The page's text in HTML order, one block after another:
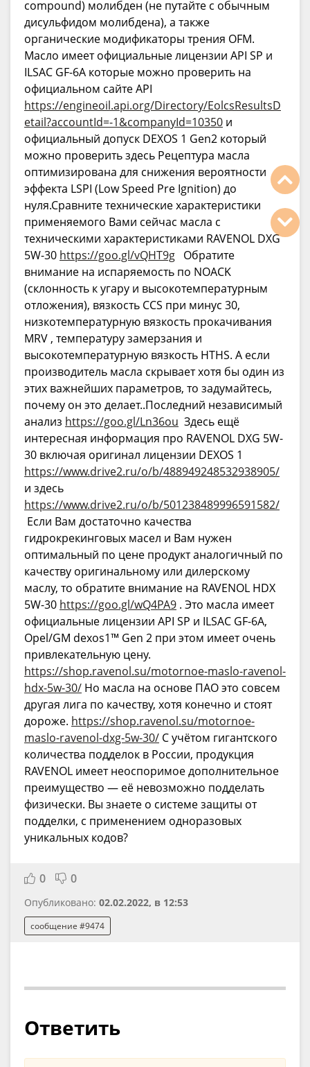
compound) молибден (не путайте с обычным
дисульфидом молибдена), а также
органические модификаторы трения OFM.
Масло имеет официальные лицензии API SP и
ILSAC GF-6A которые можно проверить на
официальном сайте API
https://engineoil.api.org/Directory/EolcsResultsD
etail?accountId=-1&companyId=10350 и
официальный допуск DEXOS 1 Gen2 который
можно проверить здесь Рецептура масла
оптимизирована для снижения вероятности
эффекта LSPI (Low Speed Pre Ignition) до
нуля.Сравните технические характеристики
применяемого Вами сейчас масла с
техническими характеристиками RAVENOL DXG
5W-30 https://goo.gl/vQHT9g Обратите
внимание на испаряемость по NOACK
(склонность к угару и высокотемпературным
отложения), вязкость CCS при минус 30,
низкотемпературную вязкость прокачивания
MRV , температуру замерзания и
высокотемпературную вязкость HTHS. А если
производитель масла скрывает хотя бы один из
этих важнейших параметров, то задумайтесь,
почему он это делает..Последний независимый
анализ https://goo.gl/Ln36ou Здесь ещё
интересная информация про RAVENOL DXG 5W-
30 включая оригинал лицензии DEXOS 1
https://www.drive2.ru/o/b/488949248532938905/
и здесь
https://www.drive2.ru/o/b/501238489996591582/
Если Вам достаточно качества
гидрокрекинговых масел и Вам нужен
оптимальный по цене продукт аналогичный по
качеству оригинальному или дилерскому
маслу, то обратите внимание на RAVENOL HDX
5W-30 https://goo.gl/wQ4PA9 . Это масла имеет
официальные лицензии API SP и ILSAC GF-6A,
Opel/GM dexos1™ Gen 2 при этом имеет очень
привлекательную цену.
https://shop.ravenol.su/motornoe-maslo-ravenol-
hdx-5w-30/ Но масла на основе ПАО это совсем
другая лига по качеству, хотя конечно и стоят
дороже. https://shop.ravenol.su/motornoe-
maslo-ravenol-dxg-5w-30/ С учётом гигантского
количества подделок в России, продукция
RAVENOL имеет неоспоримое дополнительное
преимущество — её невозможно подделать
физически. Вы знаете о системе защиты от
подделки, с применением одноразовых
уникальных кодов?
0 0
Опубликовано: 02.02.2022, в 12:53
сообщение #9474
Ответить